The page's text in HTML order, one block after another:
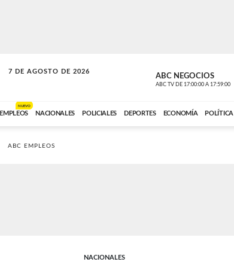
7 DE AGOSTO DE 2026
VITAMINAS ABC NEGOCIOS
ABC TV DE 17:00:00 A 17:59:00
EMPLEOS
NUEVO
NACIONALES POLICIALES DEPORTES ECONOMÍA POLÍTICA
ABC EMPLEOS
NACIONALES